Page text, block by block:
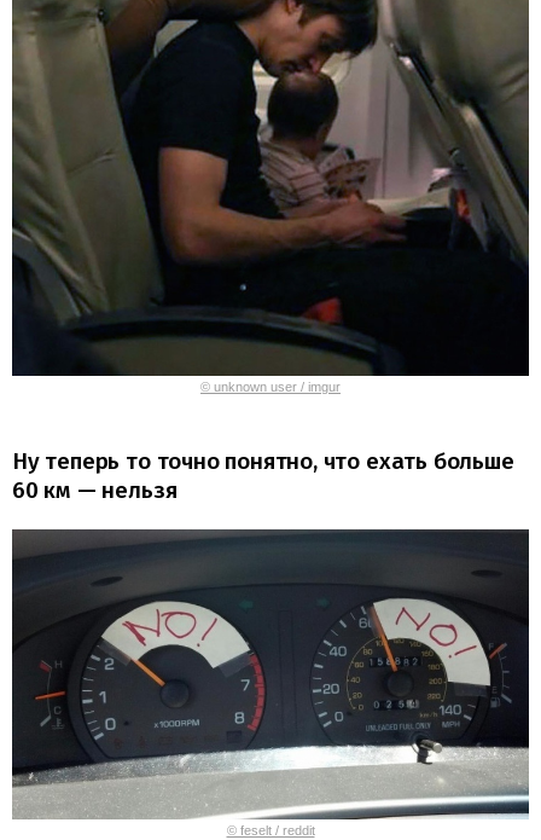
© unknown user / imgur
Ну теперь то точно понятно, что ехать больше
60 км — нельзя
© feselt / reddit